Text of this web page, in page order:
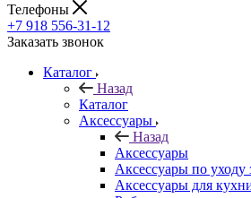
Телефоны
+7 918 556-31-12
Заказать звонок
Каталог
Назад
Каталог
Аксессуары
Назад
Аксессуары
Аксессуары по уходу
Аксессуары для